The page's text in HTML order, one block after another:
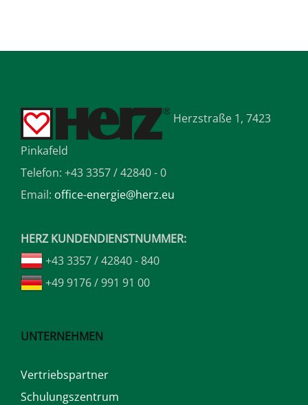
Herzstraße 1, 7423
Pinkafeld
Telefon: +43 3357 / 42840 - 0
Email: office-energie@herz.eu
HERZ KUNDENDIENSTNUMMER:
+43 3357 / 42840 - 840
+49 9176 / 991 91 00
UNTERNEHMEN
Vertriebspartner
Schulungszentrum